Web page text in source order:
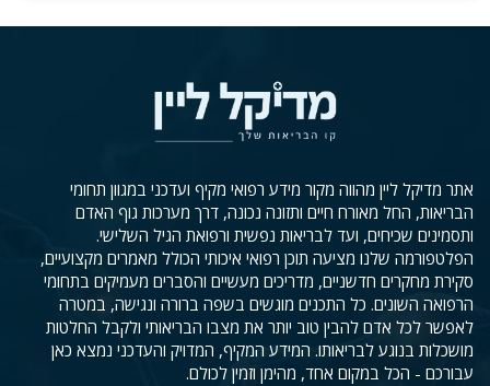
אתר מדיקל ליין מהווה מקור מידע רפואי מקיף ועדכני במגוון תחומי
הבריאות, החל מאורח חיים ותזונה נכונה, דרך מערכות גוף האדם
ותסמינים שכיחים, ועד לבריאות נפשית ורפואת הגיל השלישי.
הפלטפורמה שלנו מציעה תוכן רפואי איכותי הכולל מאמרים מקצועיים,
סקירת מחקרים חדשניים, מדריכים מעשיים והסברים מעמיקים בתחומי
הרפואה השונים. כל התכנים מוגשים בשפה ברורה ונגישה, במטרה
לאפשר לכל אדם להבין טוב יותר את מצבו הבריאותי ולקבל החלטות
מושכלות בנוגע לבריאותו. המידע המקיף, המדויק והעדכני נמצא כאן
עבורכם - הכל במקום אחד, מהימן וזמין לכולם.